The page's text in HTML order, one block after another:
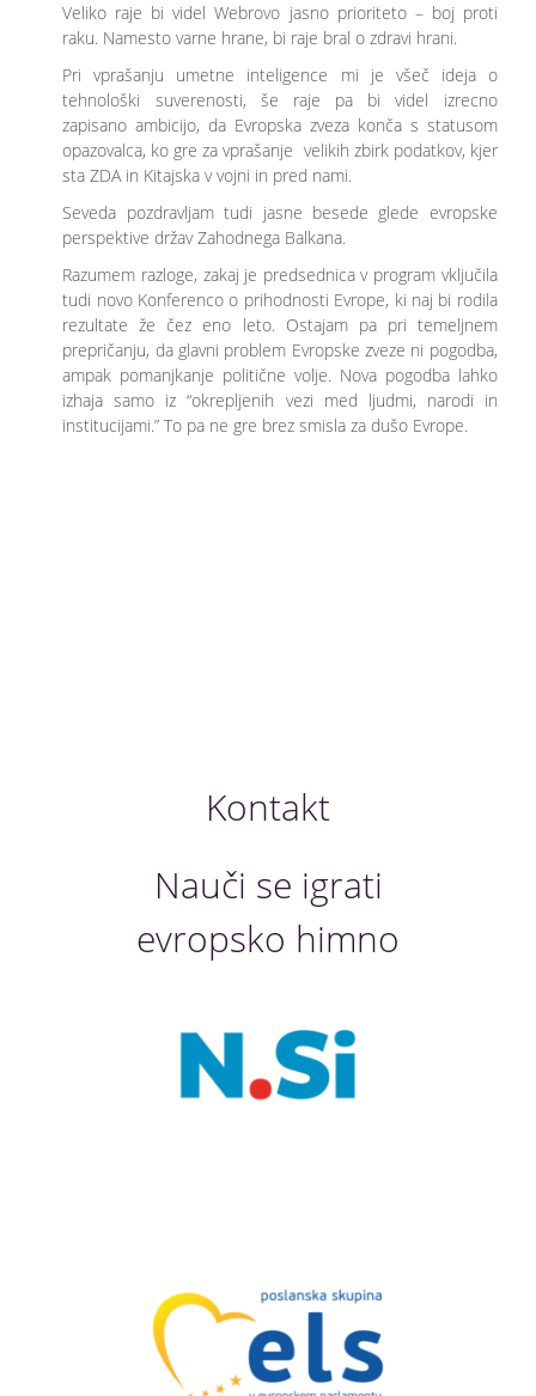
Veliko raje bi videl Webrovo jasno prioriteto – boj proti
raku. Namesto varne hrane, bi raje bral o zdravi hrani.
Pri vprašanju umetne inteligence mi je všeč ideja o
tehnološki suverenosti, še raje pa bi videl izrecno
zapisano ambicijo, da Evropska zveza konča s statusom
opazovalca, ko gre za vprašanje velikih zbirk podatkov, kjer
sta ZDA in Kitajska v vojni in pred nami.
Seveda pozdravljam tudi jasne besede glede evropske
perspektive držav Zahodnega Balkana.
Razumem razloge, zakaj je predsednica v program vključila
tudi novo Konferenco o prihodnosti Evrope, ki naj bi rodila
rezultate že čez eno leto. Ostajam pa pri temeljnem
prepričanju, da glavni problem Evropske zveze ni pogodba,
ampak pomanjkanje politične volje. Nova pogodba lahko
izhaja samo iz “okrepljenih vezi med ljudmi, narodi in
institucijami.” To pa ne gre brez smisla za dušo Evrope.
Kontakt
Nauči se igrati
evropsko himno